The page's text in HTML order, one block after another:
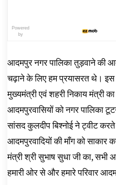
Powered
by
आदमपुर नगर पालिका तुड़वाने की
चढ़ाने के लिए हम प्रयासरत थे। इस
मुख्यमंत्री एवं शहरी निकाय मंत्री
आदमपुरवासियों को नगर पालिका
सांसद कुलदीप बिश्नोई ने ट्वीट करते
आदमपुरवादियों की माँग को साकार
मंत्री श्री सुभाष सुधा जी का, सभी
हमारी ओर से और हमारे परिवार